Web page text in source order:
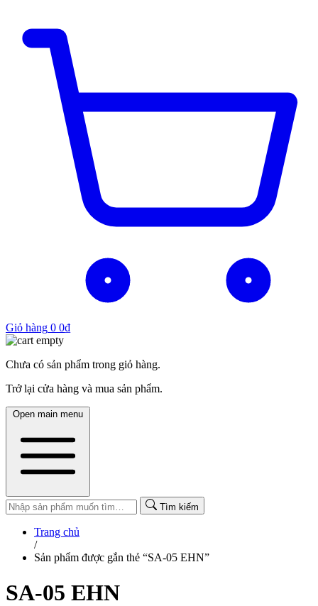
Giỏ hàng 0 0₫
Chưa có sản phẩm trong giỏ hàng.
Trở lại cửa hàng và mua sản phẩm.
Open main menu
Tìm kiếm
Trang chủ
/
Sản phẩm được gắn thẻ “SA-05 EHN”
SA-05 EHN